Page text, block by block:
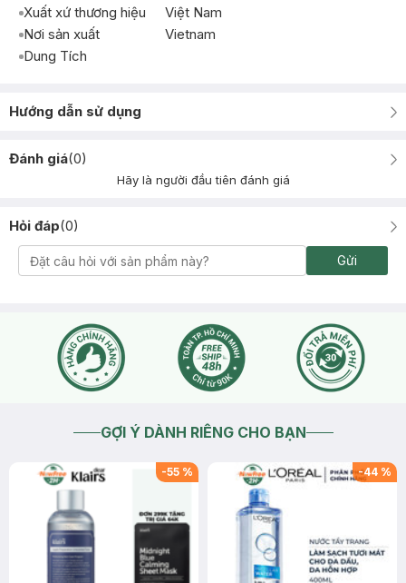
Xuất xứ thương hiệu
Việt Nam
Nơi sản xuất
Vietnam
Dung Tích
Hướng dẫn sử dụng
Đánh giá(0)
Hãy là người đầu tiên đánh giá
Hỏi đáp(0)
Gửi
GỢI Ý DÀNH RIÊNG CHO BẠN
-55 % -44 %